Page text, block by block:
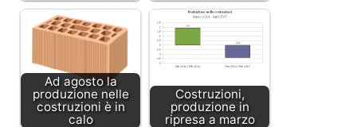
Ad agosto la
produzione nelle
costruzioni è in
calo
Costruzioni,
produzione in
ripresa a marzo